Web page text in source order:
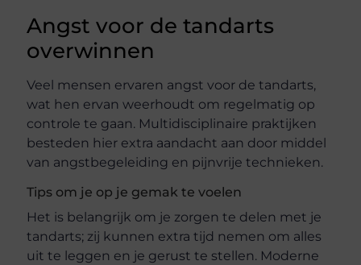
Angst voor de tandarts
overwinnen
Veel mensen ervaren angst voor de tandarts,
wat hen ervan weerhoudt om regelmatig op
controle te gaan. Multidisciplinaire praktijken
besteden hier extra aandacht aan door middel
van angstbegeleiding en pijnvrije technieken.
Tips om je op je gemak te voelen
Het is belangrijk om je zorgen te delen met je
tandarts; zij kunnen extra tijd nemen om alles
uit te leggen en je gerust te stellen. Moderne